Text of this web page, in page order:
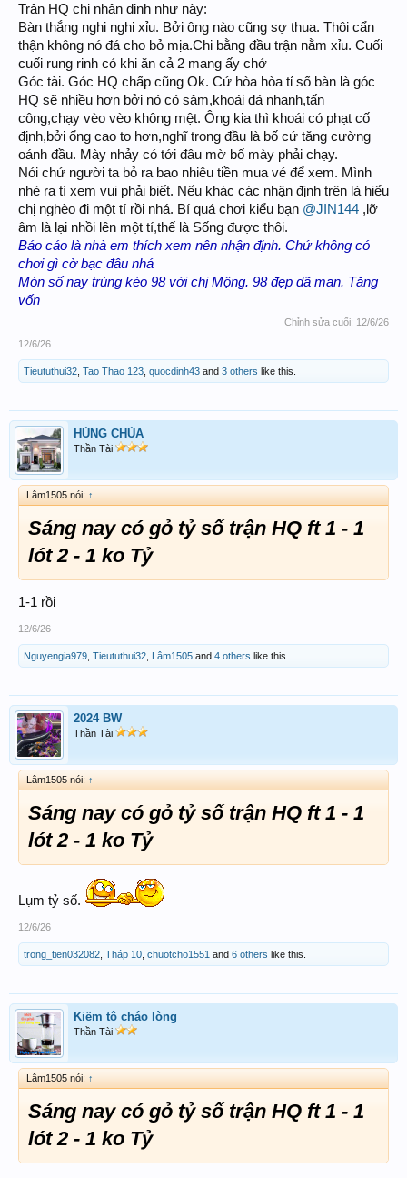
Trận HQ chị nhận định như này:
Bàn thắng nghi nghi xỉu. Bởi ông nào cũng sợ thua. Thôi cẩn
thận không nó đá cho bỏ mịa.Chi bằng đầu trận nằm xỉu. Cuối
cuối rung rinh có khi ăn cả 2 mang ấy chớ
Góc tài. Góc HQ chấp cũng Ok. Cứ hòa hòa tỉ số bàn là góc
HQ sẽ nhiều hơn bởi nó có sâm,khoái đá nhanh,tấn
công,chạy vèo vèo không mệt. Ông kia thì khoái có phạt cố
định,bởi ổng cao to hơn,nghĩ trong đầu là bố cứ tăng cường
oánh đầu. Mày nhảy có tới đâu mờ bố mày phải chạy.
Nói chứ người ta bỏ ra bao nhiêu tiền mua vé để xem. Mình
nhè ra tí xem vui phải biết. Nếu khác các nhận định trên là hiểu
chị nghèo đi một tí rồi nhá. Bí quá chơi kiểu bạn @JIN144 ,lỡ
âm là lại nhồi lên một tí,thế là Sống được thôi.
Báo cáo là nhà em thích xem nên nhận định. Chứ không có
chơi gì cờ bạc đâu nhá
Món số nay trùng kèo 98 với chị Mộng. 98 đẹp dã man. Tăng
vốn
Chỉnh sửa cuối: 12/6/26
12/6/26
Tieututhui32 Tao Thao 123 quocdinh43 and 3 others like this.
HÙNG CHÙA
Thần Tài
Lâm1505 nói: ↑
Sáng nay có gỏ tỷ số trận HQ ft 1 - 1
lót 2 - 1 ko Tỷ
1-1 rồi
12/6/26
Nguyengia979 Tieututhui32 Lâm1505 and 4 others like this.
2024 BW
Thần Tài
Lâm1505 nói: ↑
Sáng nay có gỏ tỷ số trận HQ ft 1 - 1
lót 2 - 1 ko Tỷ
Lụm tỷ số.
12/6/26
trong_tien032082 Tháp 10 chuotcho1551 and 6 others like this.
Kiếm tô cháo lòng
Thần Tài
Lâm1505 nói: ↑
Sáng nay có gỏ tỷ số trận HQ ft 1 - 1
lót 2 - 1 ko Tỷ